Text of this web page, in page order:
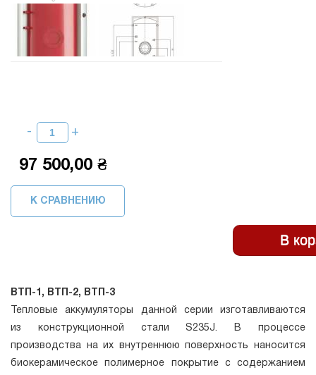
97 500,00 ₴
К СРАВНЕНИЮ
ВТП-1, ВТП-2, ВТП-3
Тепловые аккумуляторы данной серии изготавливаются
из конструкционной стали S235J. В процессе
производства на их внутреннюю поверхность наносится
биокерамическое полимерное покрытие с содержанием